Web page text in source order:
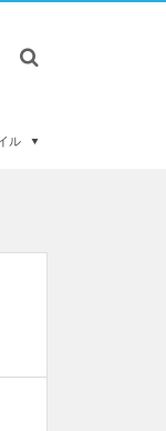
ル